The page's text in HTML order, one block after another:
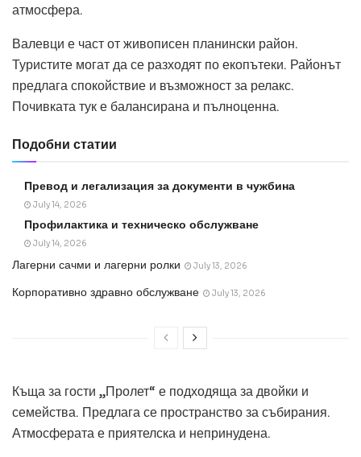
атмосфера.
Валевци е част от живописен планински район.
Туристите могат да се разходят по екопътеки. Районът
предлага спокойствие и възможност за релакс.
Почивката тук е балансирана и пълноценна.
Подобни статии
Превод и легализация за документи в чужбина
July 14, 2026
Профилактика и техническо обслужване
July 14, 2026
Лагерни сачми и лагерни ролки July 13, 2026
Корпоративно здравно обслужване July 13, 2026
Къща за гости „Пролет“ е подходяща за двойки и
семейства. Предлага се пространство за събирания.
Атмосферата е приятелска и непринудена.